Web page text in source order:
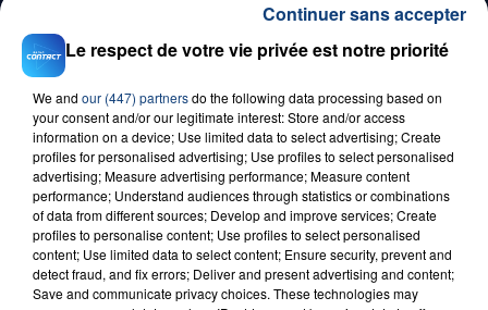
1er août 2026
GAGNEZ VOS ENTRÉES POUR TOUTE LA
FAMILLE À PLOPSAQUA !
21 juillet 2026
Le respect de votre vie privée est notre priorité
We and our (447) partnersdo the following data processing based on
your consent and/or our legitimate interest: Store and/or access
information on a device; Use limited data to select advertising; Create
profiles for personalised advertising; Use profiles to select personalised
advertising; Measure advertising performance; Measure content
performance; Understand audiences through statistics or combinations
of data from different sources; Develop and improve services; Create
profiles to personalise content; Use profiles to select personalised
content; Use limited data to select content; Ensure security, prevent and
detect fraud, and fix errors; Deliver and present advertising and content;
Save and communicate privacy choices. These technologies may
Continuer sans accepter